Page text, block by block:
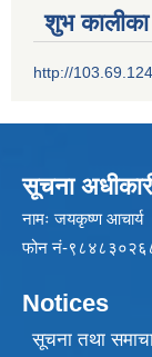
शुभ कालीका
http://
सूचना
नामः जयकृष्ण आचार्य
फोन नं-
Notices
सूचना तथा